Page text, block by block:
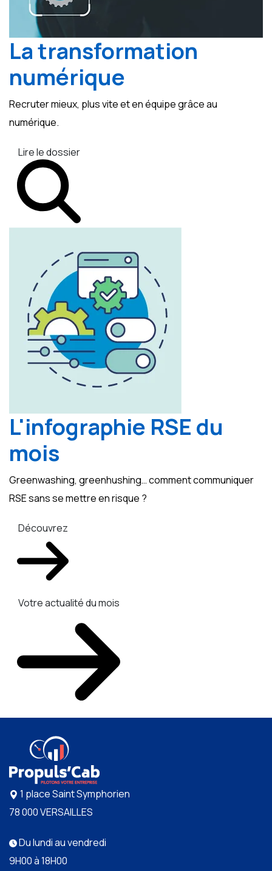
La transformation
numérique
Recruter mieux, plus vite et en équipe grâce au
numérique.
Lire le dossier
L'infographie RSE du
mois
Greenwashing, greenhushing… comment communiquer
RSE sans se mettre en risque ?
Découvrez
Votre actualité du mois
1 place Saint Symphorien
78 000 VERSAILLES
Du lundi au vendredi
9H00 à 18H00